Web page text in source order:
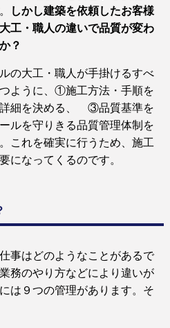
しかし建築を依頼したお客様
工・職人の違いで品質が変わ
？
の大工・職人が手掛けるすべ
ように、①施工方法・手順を
細を決める、 ③品質基準を
ルを守りきる品質管理体制を
これを確実に行うため、施工
になってくるのです。
事はどのようなことがあるで
務のやり方などにより違いが
は９つの管理があります。そ